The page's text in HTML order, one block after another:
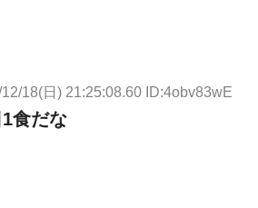
18(日) 21:25:08.60 ID:4obv83wE
食だな